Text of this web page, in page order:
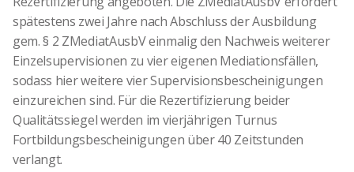
spätestens zwei Jahre nach Abschluss der Ausbildung
gem. § 2 ZMediatAusbV einmalig den Nachweis weiterer
Einzelsupervisionen zu vier eigenen Mediationsfällen,
sodass hier weitere vier Supervisionsbescheinigungen
einzureichen sind. Für die Rezertifizierung beider
Qualitätssiegel werden im vierjährigen Turnus
Fortbildungsbescheinigungen über 40 Zeitstunden
verlangt.